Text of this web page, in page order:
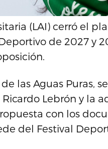
(LAI) cerró el
de 2027 y
las Aguas Puras,
Lebrón y la
con los
del Festival